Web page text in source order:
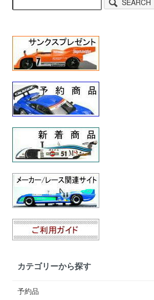
SEARCH
カテゴリーから探す
予約品